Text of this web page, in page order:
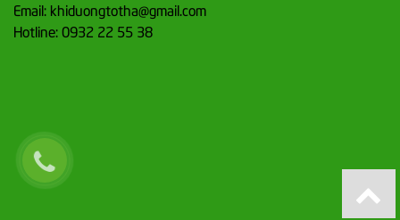
Email: khiduongtotha@gmail.com
Hotline: 0932 22 55 38